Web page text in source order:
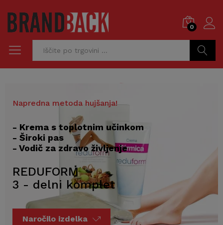
0
Napredna metoda hujšanja!
- Krema s toplotnim učinkom
- Široki pas
- Vodič za zdravo življenje
REDUFORM
3 - delni komplet
Naročilo izdelka